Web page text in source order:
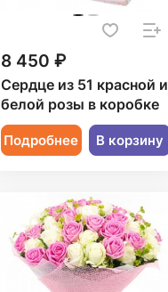
8 450 ₽
Сердце из 51 красной и
белой розы в коробке
Подробнее В корзину